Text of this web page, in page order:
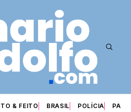
& FEITO BRASIL POLÍCIA